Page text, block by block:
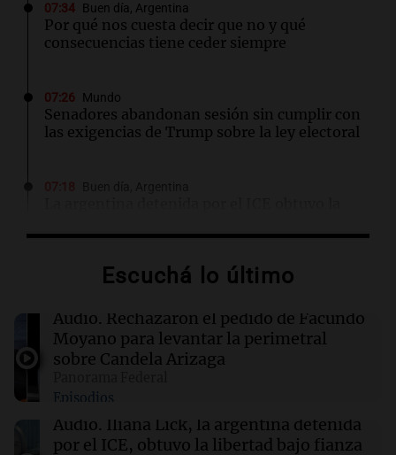
07:34 Buen día, Argentina
Por qué nos cuesta decir que no y qué
consecuencias tiene ceder siempre
07:26 Mundo
Senadores abandonan sesión sin cumplir con
las exigencias de Trump sobre la ley electoral
Mundo
medio de crisis de defensas antiaéreas
06:25 Sociedad
provincias están afectadas este sábado
Escuchá lo último
Audio. Rechazaron el pedido de Facundo
Moyano para levantar la perimetral
sobre Candela Arizaga
Episodios
Audio. Iliana Lick, la argentina detenida
por el ICE, obtuvo la libertad bajo fianza